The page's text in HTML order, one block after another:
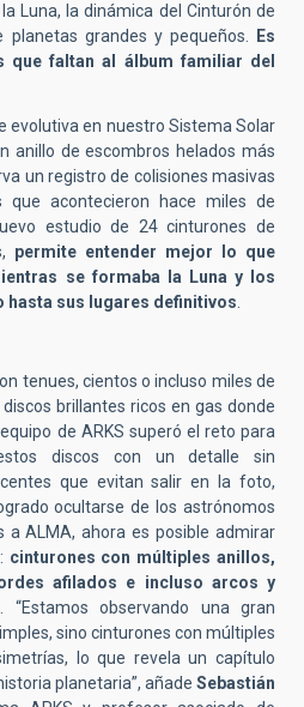
Luna, la dinámica del Cinturón de
planetas grandes y pequeños.
Es
que faltan al á lbum familiar del
evolutiva en nuestro Sistema Solar
anillo de escombros helados más
un registro de colisiones masivas
que acontecieron hace miles de
estudio de 24 cinturones de
permite entender mejor lo que
se formaba la Luna y los
hasta sus lugares definitivos
tenues, cientos o incluso miles de
brillantes ricos en gas donde
de ARKS superó el reto para
discos con un detalle sin
que evitan salir en la foto,
ocultarse de los astrónomos
a ALMA, ahora es posible admirar
cinturones con mú ltiples anillos,
afilados e incluso arcos y
“Estamos observando una gran
sino cinturones con mú ltiples
ías, lo que revela un capítulo
planetaria”, añade Sebastián